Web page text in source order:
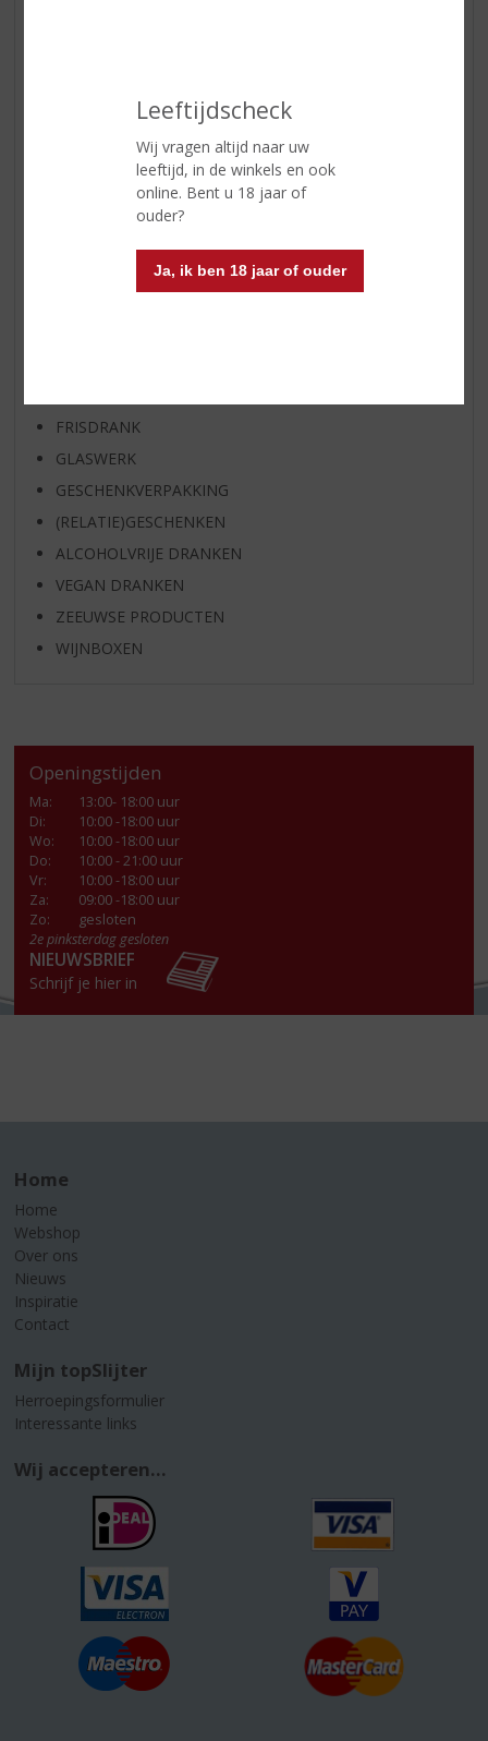
Leeftijdscheck
Wij vragen altijd naar uw
leeftijd, in de winkels en ook
online. Bent u 18 jaar of
ouder?
Ja, ik ben 18 jaar of ouder
BIER VAN DE MAAND
SPIRIT VAN DE MAAND
EXCLUSIEF TOPSLIJTER
FRISDRANK
GLASWERK
GESCHENKVERPAKKING
(RELATIE)GESCHENKEN
ALCOHOLVRIJE DRANKEN
VEGAN DRANKEN
ZEEUWSE PRODUCTEN
WIJNBOXEN
Openingstijden
Ma:
13:00- 18:00 uur
Di:
10:00 -18:00 uur
Wo:
10:00 -18:00 uur
Do:
10:00 - 21:00 uur
Vr:
10:00 -18:00 uur
Za:
09:00 -18:00 uur
Zo:
gesloten
2e pinksterdag gesloten
NIEUWSBRIEF
Schrijf je hier in
Home
Home
Webshop
Over ons
Nieuws
Inspiratie
Contact
Mijn topSlijter
Herroepingsformulier
Interessante links
Wij accepteren...